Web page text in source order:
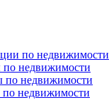
по недвижимости
недвижимости
по недвижимости
недвижимости